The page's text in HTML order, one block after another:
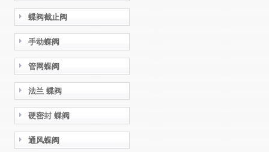
蝶阀截止阀
手动蝶阀
管网蝶阀
法兰 蝶阀
硬密封 蝶阀
通风蝶阀